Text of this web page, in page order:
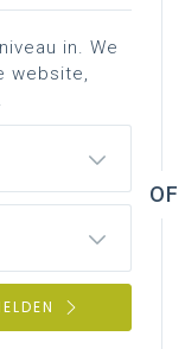
in. We
website,